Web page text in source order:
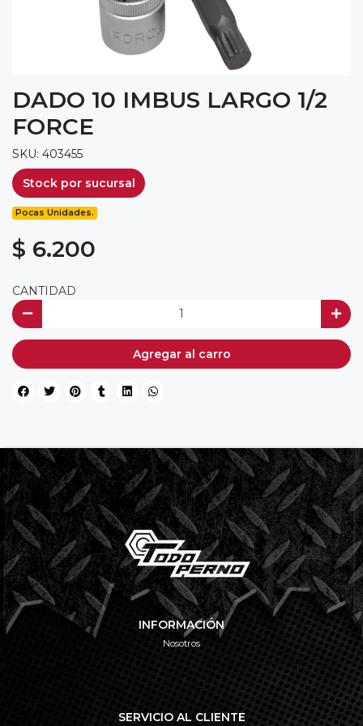
DADO 10 IMBUS LARGO 1/2
FORCE
SKU: 403455
Stock por sucursal
Pocas Unidades.
$ 6.200
CANTIDAD
Agregar al carro
INFORMACIÓN
Nosotros
SERVICIO AL CLIENTE